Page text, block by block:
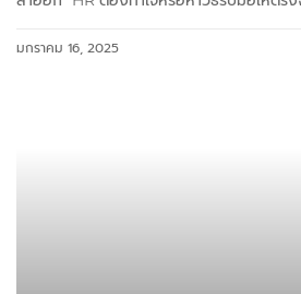
มกราคม 16, 2025